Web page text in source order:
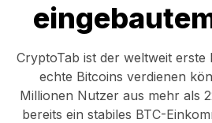
CryptoTab ist der weltweit erste
echte Bitcoins verdienen
Millionen Nutzer aus mehr als
bereits ein stabiles BTC-